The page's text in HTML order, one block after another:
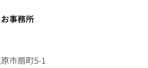
事務所
市扇町5-1